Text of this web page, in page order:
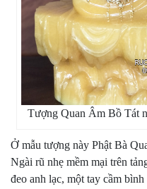
Tượng Quan Âm Bồ Tát
Ở mẫu tượng này Phật Bà
Ngài rũ nhẹ mềm mại trên
đeo anh lạc, một tay cầm